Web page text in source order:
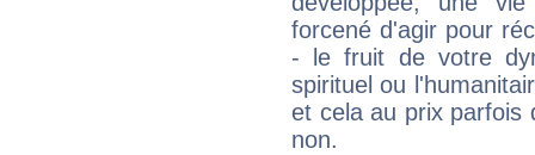
forcené d'agir pour
- le fruit de votre
spirituel ou
et cela au prix parfois
non.